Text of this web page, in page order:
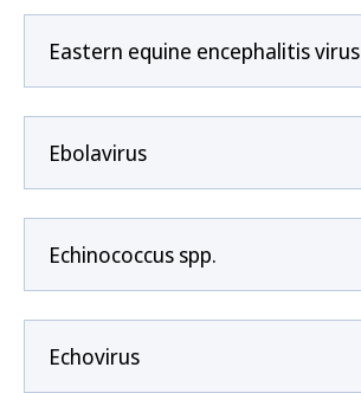
Eastern equine encephalitis virus
Ebolavirus
Echinococcus spp.
Echovirus